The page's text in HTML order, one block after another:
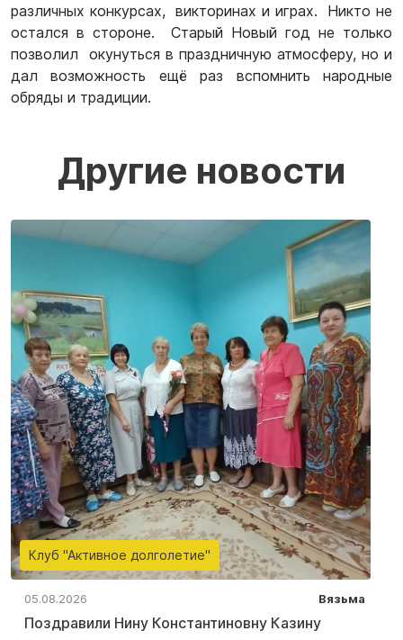
различных конкурсах, викторинах и играх. Никто не
остался в стороне. Старый Новый год не только
позволил окунуться в праздничную атмосферу, но и
дал возможность ещё раз вспомнить народные
обряды и традиции.
Другие новости
Клуб "Активное долголетие"
05.08.2026 Вязьма
Поздравили Нину Константиновну Казину